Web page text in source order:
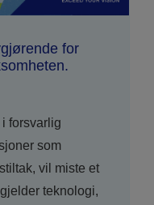
for
forsvarlig
som
vil miste et
teknologi,